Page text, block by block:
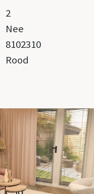
2
Nee
8102310
Rood